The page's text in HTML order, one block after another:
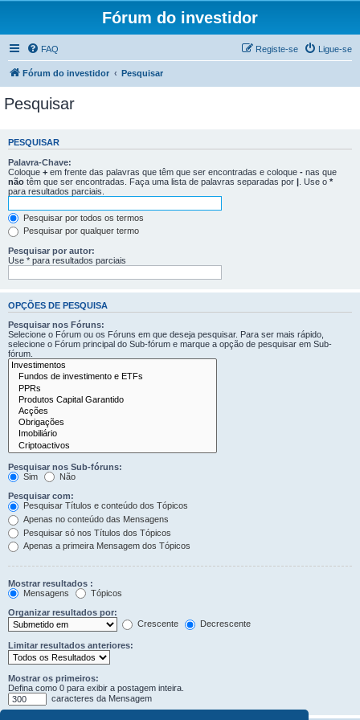
Fórum do investidor
FAQ Ligue-se
Registe-se
Fórum do investidor Pesquisar
Pesquisar
PESQUISAR
Palavra-Chave:
Coloque + em frente das palavras que têm que ser encontradas e coloque - nas que
não têm que ser encontradas. Faça uma lista de palavras separadas por | . Use o *
para resultados parciais.
Pesquisar por todos os termos
Pesquisar por qualquer termo
Pesquisar por autor:
Use * para resultados parciais
OPÇÕES DE PESQUISA
Pesquisar nos Fóruns:
Selecione o Fórum ou os Fóruns em que deseja pesquisar. Para ser mais rápido,
selecione o Fórum principal do Sub-fórum e marque a opção de pesquisar em Sub-
fórum.
Pesquisar nos Sub-fóruns:
Sim
Não
Pesquisar com:
Pesquisar Títulos e conteúdo dos Tópicos
Apenas no conteúdo das Mensagens
Pesquisar só nos Títulos dos Tópicos
Apenas a primeira Mensagem dos Tópicos
Mostrar resultados :
Mensagens
Tópicos
Organizar resultados por:
Crescente
Decrescente
Limitar resultados anteriores:
Mostrar os primeiros:
Defina como 0 para exibir a postagem inteira.
caracteres da Mensagem